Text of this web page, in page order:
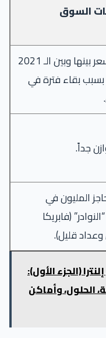
السوق
فرق السعر بينها وبين الـ 2021
بقاء فترة في
جداً.
المليون في
(فابريكا
وعداد قليل).
(الجزء الأول):
الحلول، وأماكن